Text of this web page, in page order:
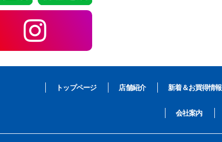
トップページ 店舗紹介 新着＆お買得情報
会社案内